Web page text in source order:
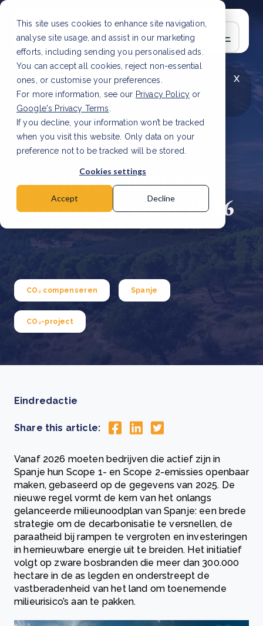
This site uses cookies to enhance site navigation,
analyse site usage, and assist in our marketing
efforts, including sending you personalised ads.
You can accept all cookies, reject non-essential
ones, or customise your preferences.
For more information, see our Privacy Policy or
Google's Privacy Terms
If you decline, your information won’t be tracked
when you visit this website. Only data on your
preference not to be tracked will be stored.
Cookies settings
Accept Decline
x
LAATSTE ARTIKEL
CSRD en uw positie als
leverancier: wat verandert er in 2026?Lees
artikel
Spanje verplicht CO₂-
rapportage vanaf 2026
CO₂ compenseren Spanje
CO₂-project
Eindredactie
Share this article:
Vanaf 2026 moeten bedrijven die actief zijn in
Spanje hun Scope 1- en Scope 2-emissies openbaar
maken, gebaseerd op de gegevens van 2025. De
nieuwe regel vormt de kern van het onlangs
gelanceerde milieunoodplan van Spanje: een brede
strategie om de decarbonisatie te versnellen, de
paraatheid bij rampen te vergroten en investeringen
in hernieuwbare energie uit te breiden. Het initiatief
volgt op zware bosbranden die meer dan 300.000
hectare in de as legden en onderstreept de
vastberadenheid van het land om toenemende
milieurisico’s aan te pakken.